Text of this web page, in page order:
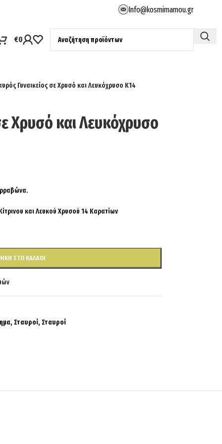
Info@kosmimamou.gr
€0
Γυναικείος σε Χρυσό και Λευκόχρυσο Κ14
Χρυσό και Λευκόχρυσο
και Λευκού Χρυσού 14 Καρατίων
ΣΤΟ ΚΑΛΆΘΙ
, Σταυροί, Σταυροί